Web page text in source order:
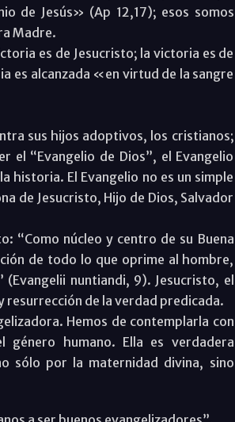
de Jesús» (Ap 12,17); esos somos
Madre.
es de Jesucristo; la victoria es de
es alcanzada «en virtud de la sangre
sus hijos adoptivos, los cristianos;
el “Evangelio de Dios”, el Evangelio
historia. El Evangelio no es un simple
de Jesucristo, Hijo de Dios, Salvador
“Como núcleo y centro de su Buena
de todo lo que oprime al hombre,
nuntiandi, 9). Jesucristo, el
de la verdad predicada.
Hemos de contemplarla con
humano. Ella es verdadera
sólo por la maternidad divina, sino